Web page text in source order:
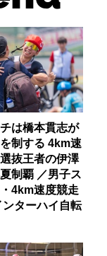
は橋本貫志が
制する 4km速
抜王者の伊澤
制覇 ／男子ス
4km速度競走
ンターハイ自転